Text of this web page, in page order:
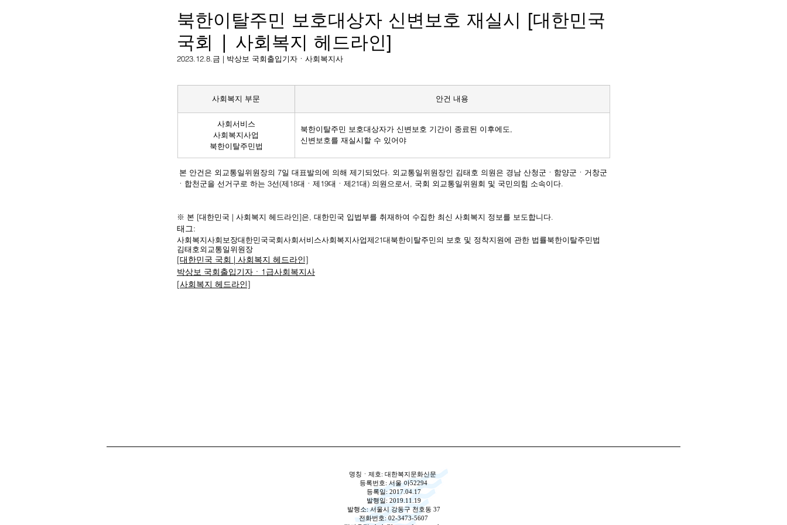
북한이탈주민 보호대상자 신변보호 재실시 [대한민국
국회 | 사회복지 헤드라인]
2023.12.8.금 | 박상보 국회출입기자ㆍ사회복지사
사회복지 부문 안건 내용
사회서비스
사회복지사업
북한이탈주민법
북한이탈주민 보호대상자가 신변보호 기간이 종료된 이후에도,
신변보호를 재실시할 수 있어야
본 안건은 외교통일위원장의 7일 대표발의에 의해 제기되었다. 외교통일위원장인 김태호 의원은 경남 산청군ㆍ함양군ㆍ거창군
ㆍ합천군을 선거구로 하는 3선(제18대ㆍ제19대ㆍ제21대) 의원으로서, 국회 외교통일위원회 및 국민의힘 소속이다.
※ 본 [대한민국 | 사회복지 헤드라인]은, 대한민국 입법부를 취재하여 수집한 최신 사회복지 정보를 보도합니다.
태그:
사회복지사회보장대한민국국회사회서비스사회복지사업제21대북한이탈주민의 보호 및 정착지원에 관한 법률북한이탈주민법
김태호외교통일위원장
[대한민국 국회 | 사회복지 헤드라인]
박상보 국회출입기자ㆍ1급사회복지사
[사회복지 헤드라인]
명칭ㆍ제호: 대한복지문화신문
등록번호: 서울 아52294
등록일: 2017.04.17
발행일: 2019.11.19
발행소: 서울시 강동구 천호동 37
전화번호: 02-3473-5607